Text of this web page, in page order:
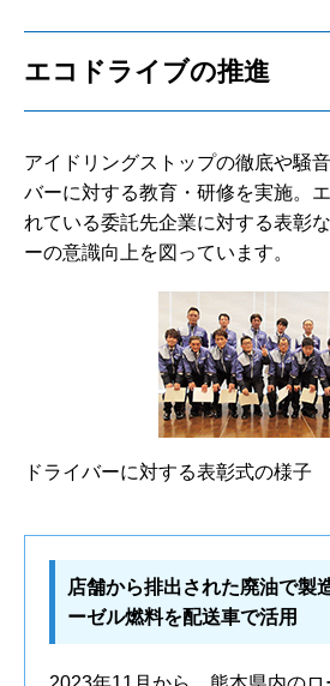
エコドライブの推進
アイドリングストップの徹底や騒
バーに対する教育・研修を実施。
れている委託先企業に対する表彰
ーの意識向上を図っています。
ドライバーに対する表彰式の様子
店舗から排出された廃油で製
ーゼル燃料を配送車で活用